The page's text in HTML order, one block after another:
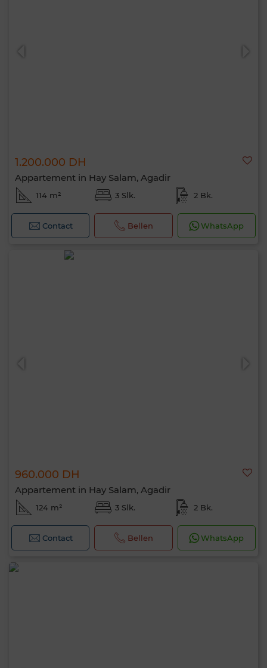
1.200.000 DH
Appartement in Hay Salam, Agadir
114 m² 3 Slk. 2 Bk.
Contact Bellen WhatsApp
960.000 DH
Appartement in Hay Salam, Agadir
124 m² 3 Slk. 2 Bk.
Contact Bellen WhatsApp